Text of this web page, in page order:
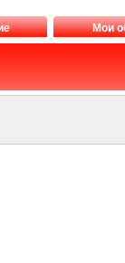
Мои